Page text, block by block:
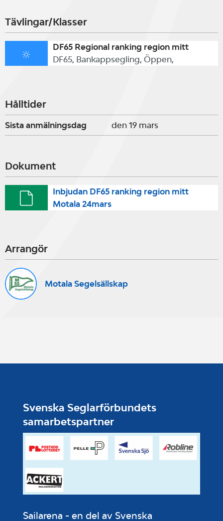
Tävlingar/Klasser
DF65 Regional ranking region mitt
DF65, Bankappsegling, Öppen,
Hålltider
Sista anmälningsdag den 19 mars
Dokument
Inbjudan DF65 ranking region mitt
Motala 24mars
Arrangör
Motala Segelsällskap
Svenska Seglarförbundets
samarbetspartner
Sailarena - en del av Svenska